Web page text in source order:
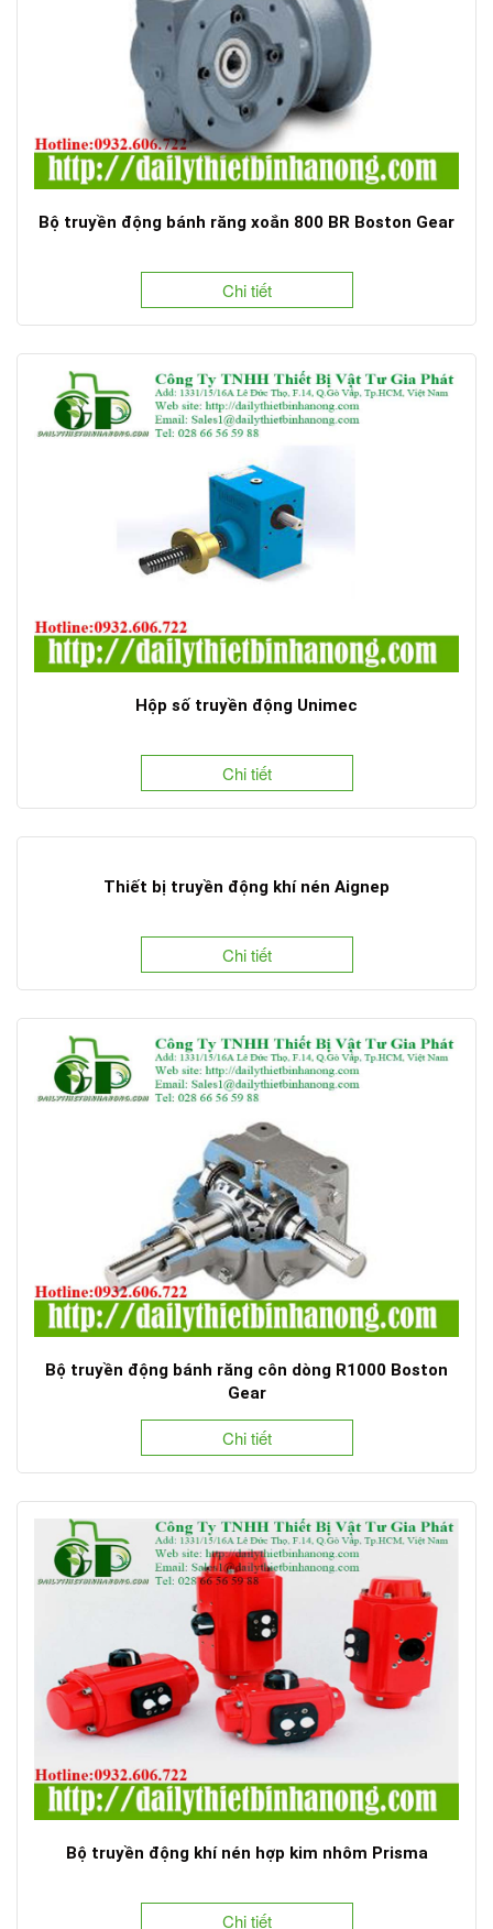
Bộ truyền động bánh răng xoắn 800 BR Boston Gear
Chi tiết
Hộp số truyền động Unimec
Chi tiết
Thiết bị truyền động khí nén Aignep
Chi tiết
Bộ truyền động bánh răng côn dòng R1000 Boston
Gear
Chi tiết
Bộ truyền động khí nén hợp kim nhôm Prisma
Chi tiết